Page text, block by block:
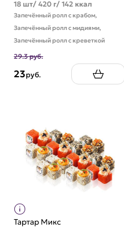
18 шт/ 420 г/ 142 ккал
Запечённый ролл с крабом,
Запечённый ролл с мидиями,
Запечённый ролл с креветкой
29.3 руб.
23руб.
Тартар Микс